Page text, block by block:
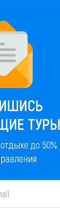
ТУРЫ
до 50%